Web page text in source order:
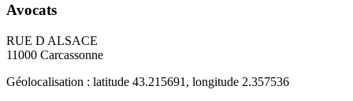
Avocats
RUE D ALSACE
11000 Carcassonne
Géolocalisation : latitude 43.215691, longitude 2.357536